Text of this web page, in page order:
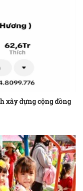
xây dựng cộng đồng